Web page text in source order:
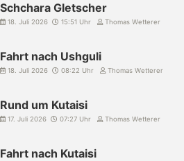
Schchara Gletscher
18. Juli 2026 15:51 Uhr Thomas Wetterer
Fahrt nach Ushguli
18. Juli 2026 08:22 Uhr Thomas Wetterer
Rund um Kutaisi
17. Juli 2026 07:27 Uhr Thomas Wetterer
Fahrt nach Kutaisi